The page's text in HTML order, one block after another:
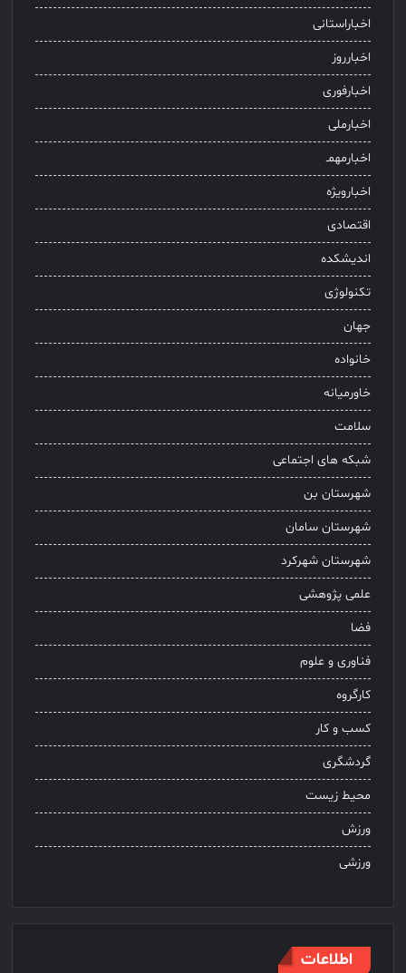
اخباراستانی
اخبارروز
اخبارفوری
اخبارملی
اخبارمهمـ
اخبارویژه
اقتصادی
اندیشکده
تکنولوژی
جهان
خانواده
خاورمیانه
سلامت
شبکه های اجتماعی
شهرستان بن
شهرستان سامان
شهرستان شهرکرد
علمی پژوهشی
فضا
فناوری و علوم
کارگروه
کسب و کار
گردشگری
محیط زیست
ورزش
ورزشی
اطلاعات